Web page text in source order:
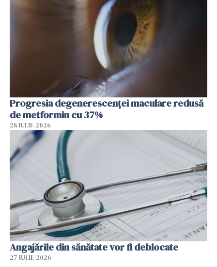
Progresia degenerescenței maculare redusă
de metformin cu 37%
28 IULIE 2026
Angajările din sănătate vor fi deblocate
27 IULIE 2026